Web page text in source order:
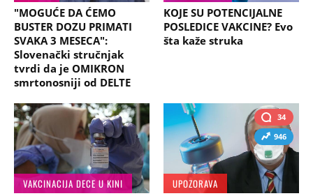
"MOGUĆE DA ĆEMO
BUSTER DOZU PRIMATI
SVAKA 3 MESECA":
Slovenački stručnjak
tvrdi da je OMIKRON
smrtonosniji od DELTE
KOJE SU POTENCIJALNE
POSLEDICE VAKCINE? Evo
šta kaže struka
VAKCINACIJA DECE U KINI
34
946
UPOZORAVA